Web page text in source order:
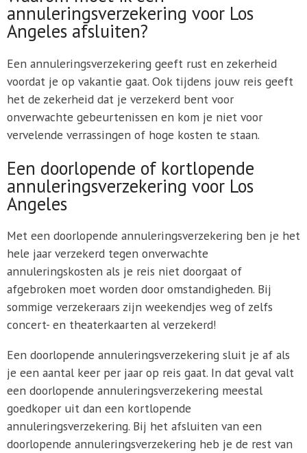
annuleringsverzekering voor Los
Angeles afsluiten?
Een annuleringsverzekering geeft rust en zekerheid
voordat je op vakantie gaat. Ook tijdens jouw reis geeft
het de zekerheid dat je verzekerd bent voor
onverwachte gebeurtenissen en kom je niet voor
vervelende verrassingen of hoge kosten te staan.
Een doorlopende of kortlopende
annuleringsverzekering voor Los
Angeles
Met een doorlopende annuleringsverzekering ben je het
hele jaar verzekerd tegen onverwachte
annuleringskosten als je reis niet doorgaat of
afgebroken moet worden door omstandigheden. Bij
sommige verzekeraars zijn weekendjes weg of zelfs
concert- en theaterkaarten al verzekerd!
Een doorlopende annuleringsverzekering sluit je af als
je een aantal keer per jaar op reis gaat. In dat geval valt
een doorlopende annuleringsverzekering meestal
goedkoper uit dan een kortlopende
annuleringsverzekering. Bij het afsluiten van een
doorlopende annuleringsverzekering heb je de rest van